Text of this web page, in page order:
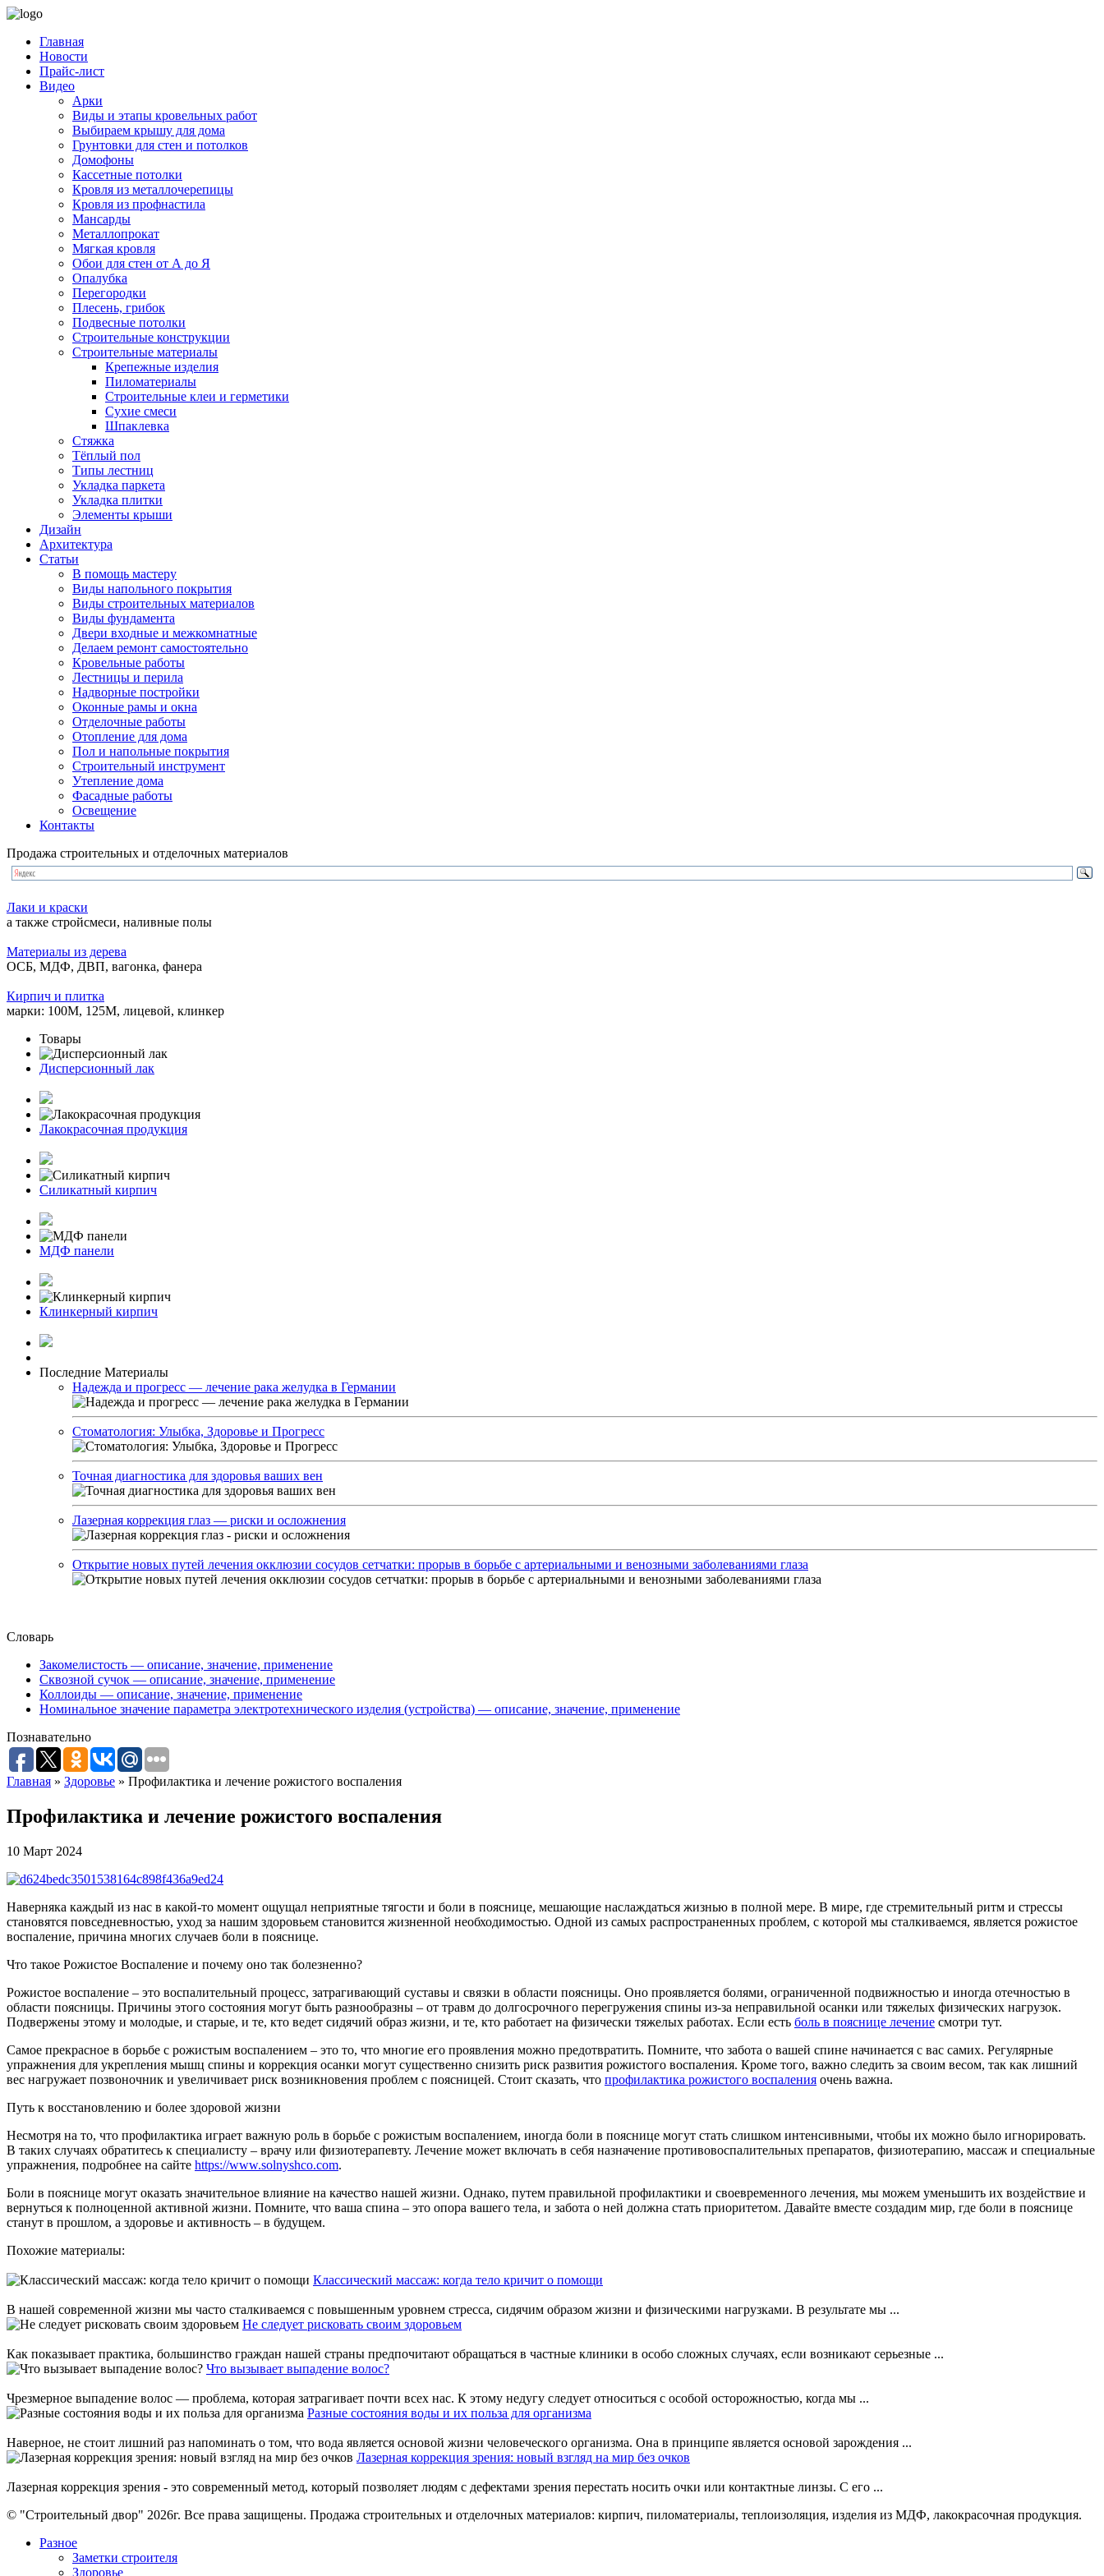
Главная
Новости
Прайс-лист
Видео
Арки
Виды и этапы кровельных работ
Выбираем крышу для дома
Грунтовки для стен и потолков
Домофоны
Кассетные потолки
Кровля из металлочерепицы
Кровля из профнастила
Мансарды
Металлопрокат
Мягкая кровля
Обои для стен от А до Я
Опалубка
Перегородки
Плесень, грибок
Подвесные потолки
Строительные конструкции
Строительные материалы
Крепежные изделия
Пиломатериалы
Строительные клеи и герметики
Сухие смеси
Шпаклевка
Стяжка
Тёплый пол
Типы лестниц
Укладка паркета
Укладка плитки
Элементы крыши
Дизайн
Архитектура
Статьи
В помощь мастеру
Виды напольного покрытия
Виды строительных материалов
Виды фундамента
Двери входные и межкомнатные
Делаем ремонт самостоятельно
Кровельные работы
Лестницы и перила
Надворные постройки
Оконные рамы и окна
Отделочные работы
Отопление для дома
Пол и напольные покрытия
Строительный инструмент
Утепление дома
Фасадные работы
Освещение
Контакты
Продажа строительных и отделочных материалов
Лаки и краски
а также стройсмеси, наливные полы
Материалы из дерева
ОСБ, МДФ, ДВП, вагонка, фанера
Кирпич и плитка
марки: 100М, 125М, лицевой, клинкер
Товары
Дисперсионный лак
Лакокрасочная продукция
Силикатный кирпич
МДФ панели
Клинкерный кирпич
Последние Материалы
Надежда и прогресс — лечение рака желудка в Германии
Стоматология: Улыбка, Здоровье и Прогресс
Точная диагностика для здоровья ваших вен
Лазерная коррекция глаз — риски и осложнения
Открытие новых путей лечения окклюзии сосудов сетчатки: прорыв в борьбе с артериальными и венозными заболеваниями глаза
Словарь
Закомелистость — описание, значение, применение
Сквозной сучок — описание, значение, применение
Коллоиды — описание, значение, применение
Номинальное значение параметра электротехнического изделия (устройства) — описание, значение, применение
Познавательно
Главная » Здоровье » Профилактика и лечение рожистого воспаления
Профилактика и лечение рожистого воспаления
10 Март 2024
Наверняка каждый из нас в какой-то момент ощущал неприятные тягости и боли в пояснице, мешающие наслаждаться жизнью в полной мере. В мире, где стремительный ритм и стрессы
становятся повседневностью, уход за нашим здоровьем становится жизненной необходимостью. Одной из самых распространенных проблем, с которой мы сталкиваемся, является рожистое
воспаление, причина многих случаев боли в пояснице.
Что такое Рожистое Воспаление и почему оно так болезненно?
Рожистое воспаление – это воспалительный процесс, затрагивающий суставы и связки в области поясницы. Оно проявляется болями, ограниченной подвижностью и иногда отечностью в
области поясницы. Причины этого состояния могут быть разнообразны – от травм до долгосрочного перегружения спины из-за неправильной осанки или тяжелых физических нагрузок.
Подвержены этому и молодые, и старые, и те, кто ведет сидячий образ жизни, и те, кто работает на физически тяжелых работах. Если есть боль в пояснице лечение смотри тут.
Самое прекрасное в борьбе с рожистым воспалением – это то, что многие его проявления можно предотвратить. Помните, что забота о вашей спине начинается с вас самих. Регулярные
упражнения для укрепления мышц спины и коррекция осанки могут существенно снизить риск развития рожистого воспаления. Кроме того, важно следить за своим весом, так как лишний
вес нагружает позвоночник и увеличивает риск возникновения проблем с поясницей. Стоит сказать, что профилактика рожистого воспаления очень важна.
Путь к восстановлению и более здоровой жизни
Несмотря на то, что профилактика играет важную роль в борьбе с рожистым воспалением, иногда боли в пояснице могут стать слишком интенсивными, чтобы их можно было игнорировать.
В таких случаях обратитесь к специалисту – врачу или физиотерапевту. Лечение может включать в себя назначение противовоспалительных препаратов, физиотерапию, массаж и специальные
упражнения, подробнее на сайте https://www.solnyshco.com.
Боли в пояснице могут оказать значительное влияние на качество нашей жизни. Однако, путем правильной профилактики и своевременного лечения, мы можем уменьшить их воздействие и
вернуться к полноценной активной жизни. Помните, что ваша спина – это опора вашего тела, и забота о ней должна стать приоритетом. Давайте вместе создадим мир, где боли в пояснице
станут в прошлом, а здоровье и активность – в будущем.
Похожие материалы:
Классический массаж: когда тело кричит о помощи
В нашей современной жизни мы часто сталкиваемся с повышенным уровнем стресса, сидячим образом жизни и физическими нагрузками. В результате мы ...
Не следует рисковать своим здоровьем
Как показывает практика, большинство граждан нашей страны предпочитают обращаться в частные клиники в особо сложных случаях, если возникают серьезные ...
Что вызывает выпадение волос?
Чрезмерное выпадение волос — проблема, которая затрагивает почти всех нас. К этому недугу следует относиться с особой осторожностью, когда мы ...
Разные состояния воды и их польза для организма
Наверное, не стоит лишний раз напоминать о том, что вода является основой жизни человеческого организма. Она в принципе является основой зарождения ...
Лазерная коррекция зрения: новый взгляд на мир без очков
Лазерная коррекция зрения - это современный метод, который позволяет людям с дефектами зрения перестать носить очки или контактные линзы. С его ...
© "Строительный двор" 2026г. Все права защищены. Продажа строительных и отделочных материалов: кирпич, пиломатериалы, теплоизоляция, изделия из МДФ, лакокрасочная продукция.
Разное
Заметки строителя
Здоровье